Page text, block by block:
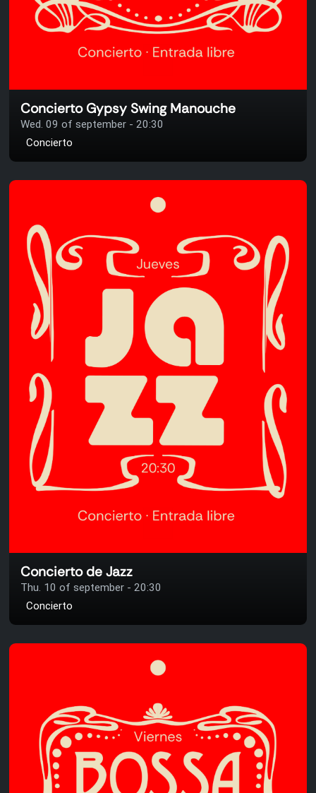
Concierto Gypsy Swing Manouche
Wed. 09 of september - 20:30
Concierto
Concierto de Jazz
Thu. 10 of september - 20:30
Concierto